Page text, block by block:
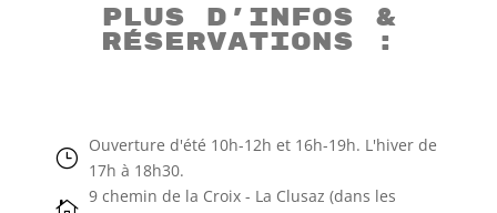
Plus d’infos &
réservations :
}
Ouverture d'été 10h-12h et 16h-19h. L'hiver de
17h à 18h30.

9 chemin de la Croix - La Clusaz (dans les